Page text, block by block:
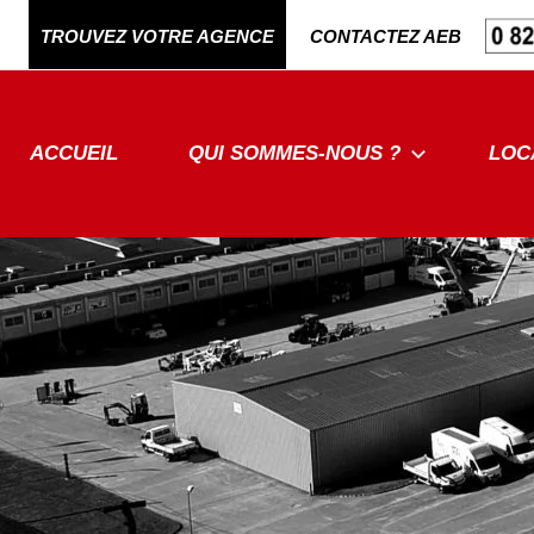
TROUVEZ VOTRE AGENCE CONTACTEZ AEB
ACCUEIL QUI SOMMES-NOUS ?